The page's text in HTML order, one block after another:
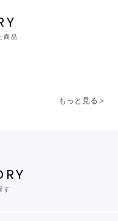
商品
もっと見る＞
す